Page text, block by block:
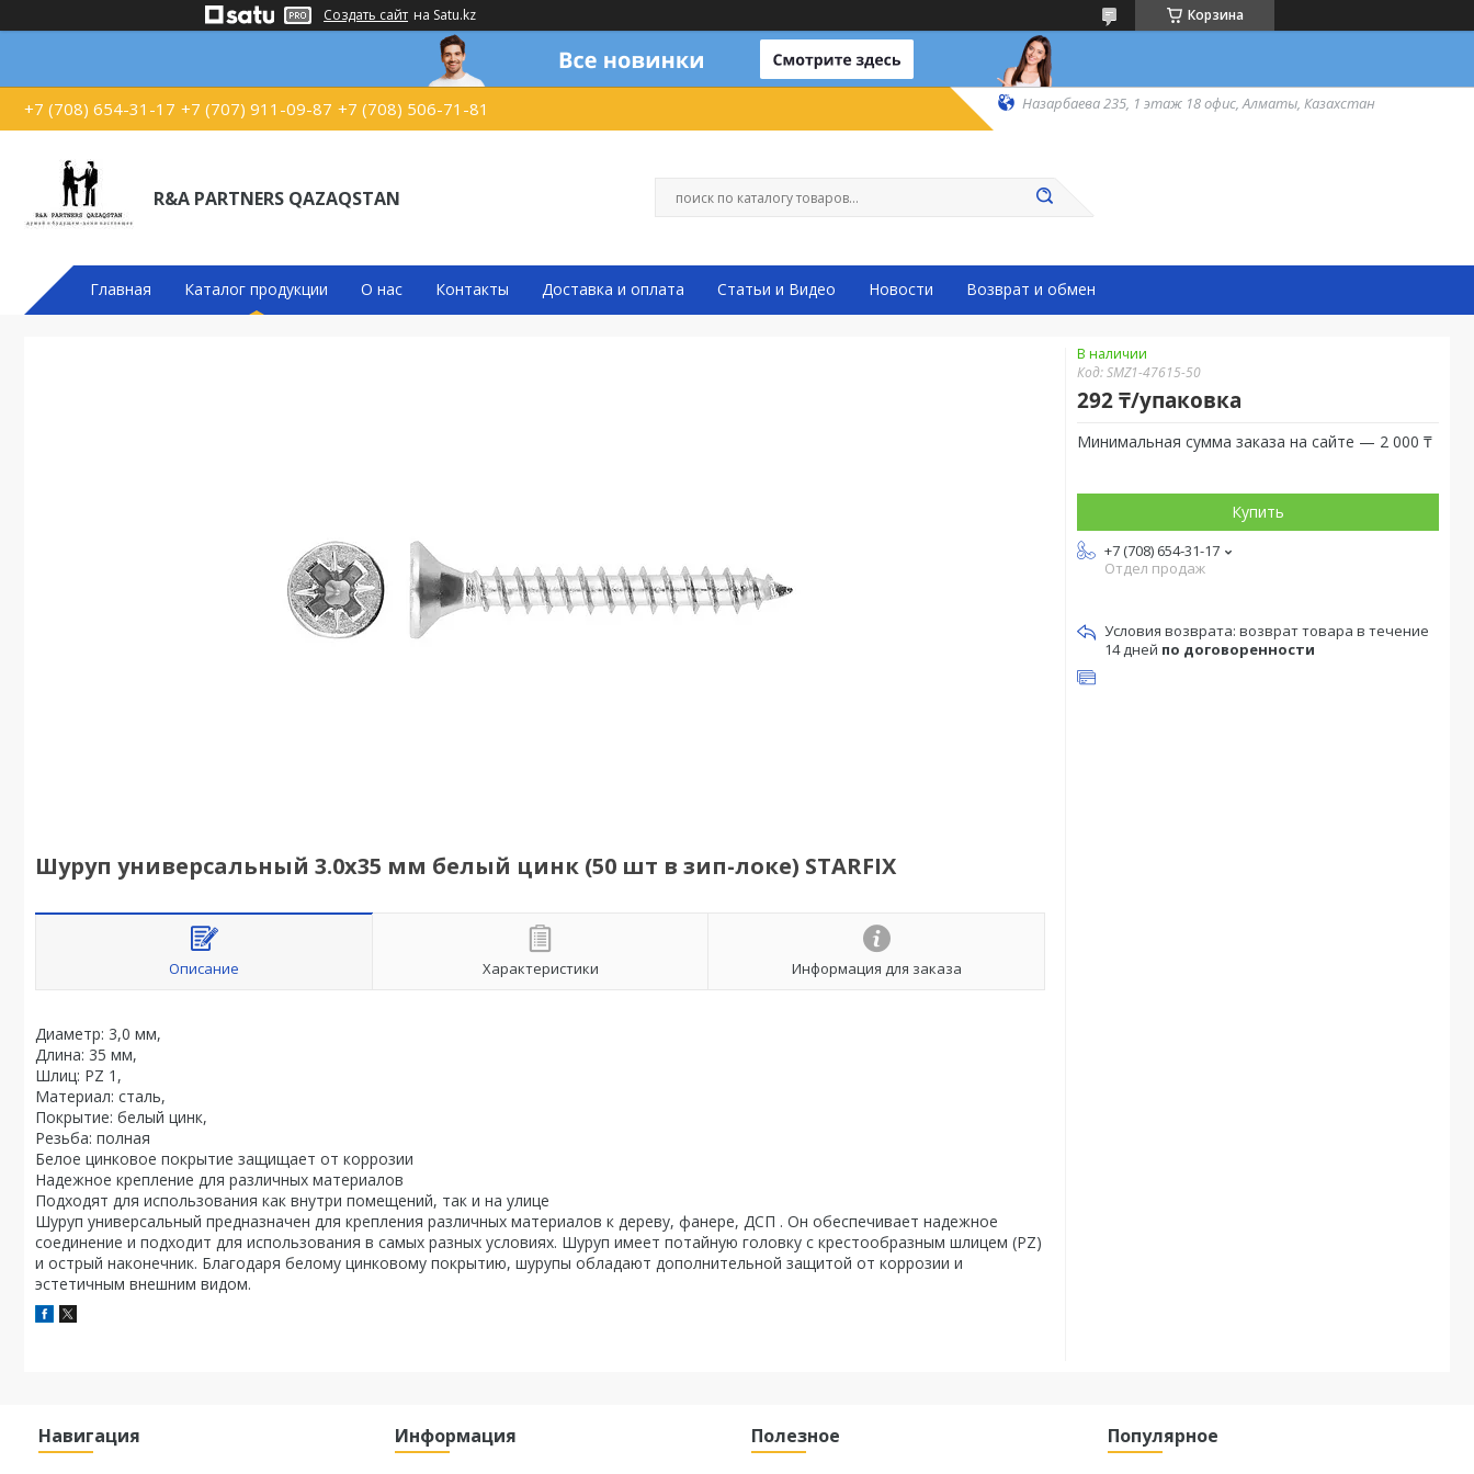
Создать сайт на Satu.kz Корзина
+7 (708) 654-31-17 +7 (707) 911-09-87 +7 (708) 506-71-81 Назарбаева 235, 1 этаж 18 офис, Алматы, Казахстан
R&A PARTNERS QAZAQSTAN
Главная Каталог продукции О нас Контакты Доставка и оплата Статьи и Видео Новости Возврат и обмен
Шуруп универсальный 3.0х35 мм белый цинк (50 шт в зип-локе) STARFIX
Описание Характеристики Информация для заказа
Диаметр: 3,0 мм,
Длина: 35 мм,
Шлиц: PZ 1,
Материал: сталь,
Покрытие: белый цинк,
Резьба: полная
Белое цинковое покрытие защищает от коррозии
Надежное крепление для различных материалов
Подходят для использования как внутри помещений, так и на улице
Шуруп универсальный предназначен для крепления различных материалов к дереву, фанере, ДСП . Он обеспечивает надежное
соединение и подходит для использования в самых разных условиях. Шуруп имеет потайную головку с крестообразным шлицем (PZ)
и острый наконечник. Благодаря белому цинковому покрытию, шурупы обладают дополнительной защитой от коррозии и
эстетичным внешним видом.
В наличии
Код:SMZ1-47615-50
292 ₸/упаковка
Минимальная сумма заказа на сайте — 2 000 ₸
Купить
+7 (708) 654-31-17
Отдел продаж
возврат товара в течение
14 дней по договоренности
Навигация Информация Полезное Популярное